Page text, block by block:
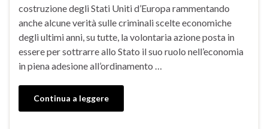
costruzione degli Stati Uniti d’Europa rammentando
anche alcune verità sulle criminali scelte economiche
degli ultimi anni, su tutte, la volontaria azione posta in
essere per sottrarre allo Stato il suo ruolo nell’economia
in piena adesione all’ordinamento …
Continua a leggere